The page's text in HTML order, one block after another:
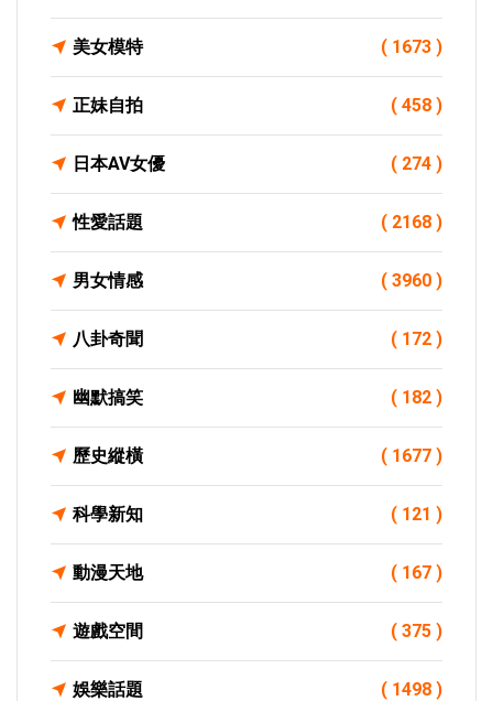
美女模特 ( 1673 )
正妹自拍 ( 458 )
日本AV女優 ( 274 )
性愛話題 ( 2168 )
男女情感 ( 3960 )
八卦奇聞 ( 172 )
幽默搞笑 ( 182 )
歷史縱橫 ( 1677 )
科學新知 ( 121 )
動漫天地 ( 167 )
遊戲空間 ( 375 )
娛樂話題 ( 1498 )